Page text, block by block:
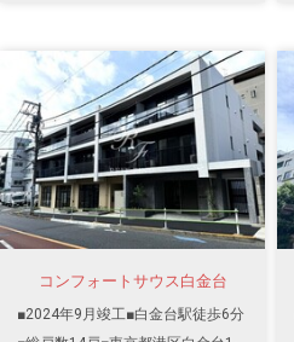
コンフォートサウス白金台
■2024年9月竣工■白金台駅徒歩6分